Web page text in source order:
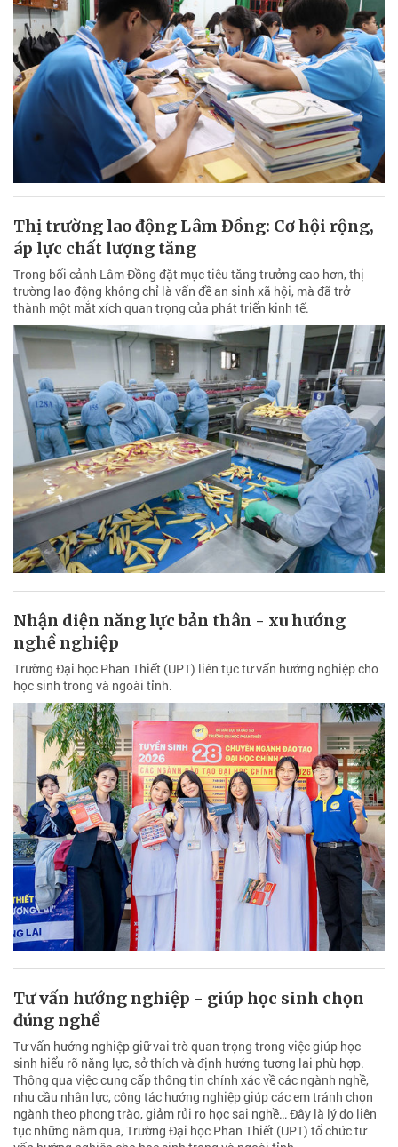
Thị trường lao động Lâm Đồng: Cơ hội rộng,
áp lực chất lượng tăng
Trong bối cảnh Lâm Đồng đặt mục tiêu tăng trưởng cao hơn, thị
trường lao động không chỉ là vấn đề an sinh xã hội, mà đã trở
thành một mắt xích quan trọng của phát triển kinh tế.
Nhận diện năng lực bản thân - xu hướng
nghề nghiệp
Trường Đại học Phan Thiết (UPT) liên tục tư vấn hướng nghiệp cho
học sinh trong và ngoài tỉnh.
Tư vấn hướng nghiệp - giúp học sinh chọn
đúng nghề
Tư vấn hướng nghiệp giữ vai trò quan trọng trong việc giúp học
sinh hiểu rõ năng lực, sở thích và định hướng tương lai phù hợp.
Thông qua việc cung cấp thông tin chính xác về các ngành nghề,
nhu cầu nhân lực, công tác hướng nghiệp giúp các em tránh chọn
ngành theo phong trào, giảm rủi ro học sai nghề… Đây là lý do liên
tục những năm qua, Trường Đại học Phan Thiết (UPT) tổ chức tư